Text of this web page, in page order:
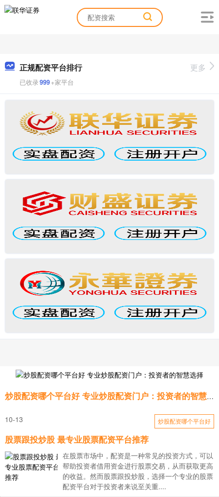
正规配资平台排行
已收录999+家平台
更多
炒股配资哪个平台好 专业炒股配资门户：投资者的智慧选择
10-13 炒股配资哪个平台好
股票跟投炒股 最专业股票配资平台推荐
在股票市场中，配资是一种常见的投资方式，可以
帮助投资者借用资金进行股票交易，从而获取更高
的收益。然而股票跟投炒股，选择一个专业的股票
配资平台对于投资者来说至关重....